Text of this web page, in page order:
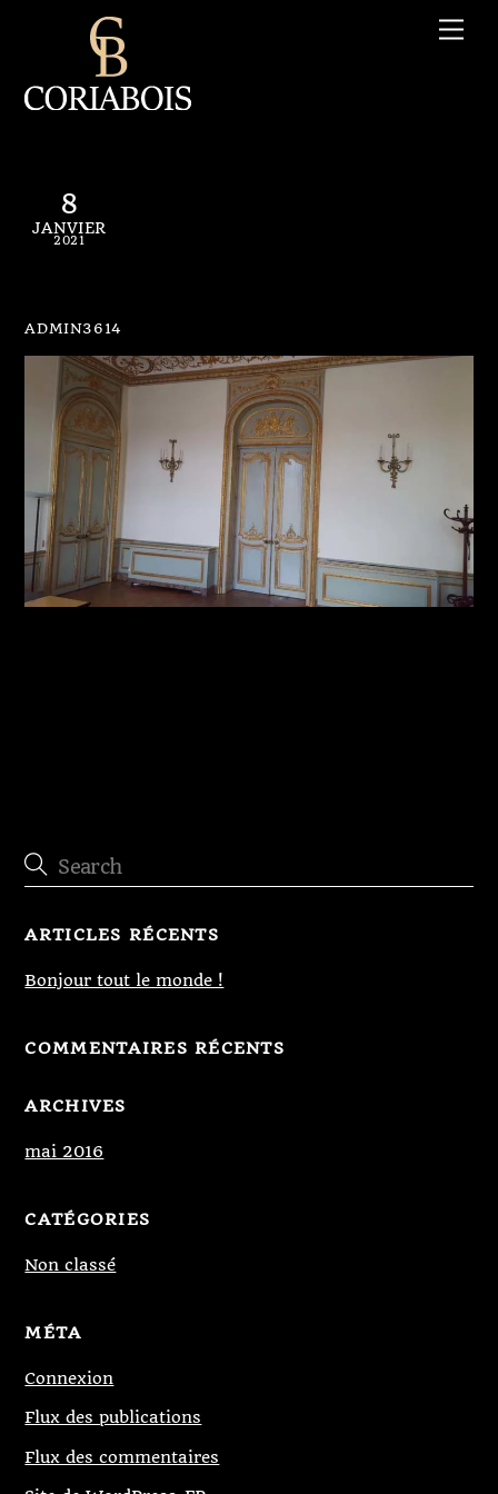
8
JANVIER
2021
ADMIN3614
ARTICLES RÉCENTS
Bonjour tout le monde !
COMMENTAIRES RÉCENTS
ARCHIVES
mai 2016
CATÉGORIES
Non classé
MÉTA
Connexion
Flux des publications
Flux des commentaires